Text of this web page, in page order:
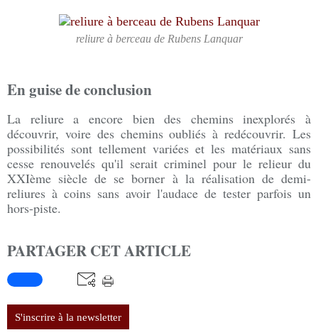
reliure à berceau de Rubens Lanquar
En guise de conclusion
La reliure a encore bien des chemins inexplorés à
découvrir, voire des chemins oubliés à redécouvrir. Les
possibilités sont tellement variées et les matériaux sans
cesse renouvelés qu'il serait criminel pour le relieur du
XXIème siècle de se borner à la réalisation de demi-
reliures à coins sans avoir l'audace de tester parfois un
hors-piste.
PARTAGER CET ARTICLE
S'inscrire à la newsletter